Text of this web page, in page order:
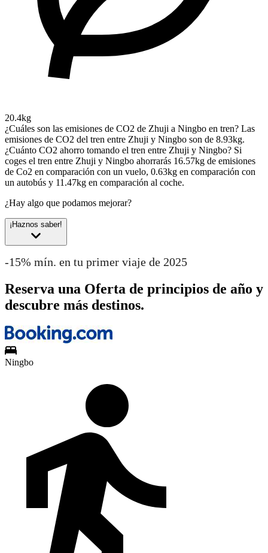
20.4kg
¿Cuáles son las emisiones de CO2 de Zhuji a Ningbo en tren? Las
emisiones de CO2 del tren entre Zhuji y Ningbo son de 8.93kg.
¿Cuánto CO2 ahorro tomando el tren entre Zhuji y Ningbo? Si
coges el tren entre Zhuji y Ningbo ahorrarás 16.57kg de emisiones
de Co2 en comparación con un vuelo, 0.63kg en comparación con
un autobús y 11.47kg en comparación al coche.
¿Hay algo que podamos mejorar?
¡Haznos saber!
-15% mín. en tu primer viaje de 2025
Reserva una Oferta de principios de año y
descubre más destinos.
Ningbo